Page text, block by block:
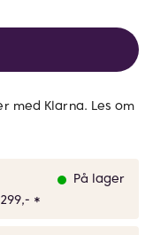
med Klarna. Les om
På lager
*